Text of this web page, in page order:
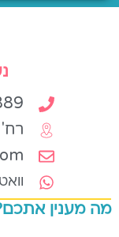
רח'
מה מענין